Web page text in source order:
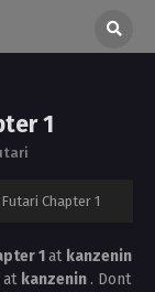
1
Chapter 1
1at kanzenin
at kanzenin . Dont